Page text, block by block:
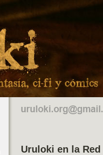
Uruloki en la Red